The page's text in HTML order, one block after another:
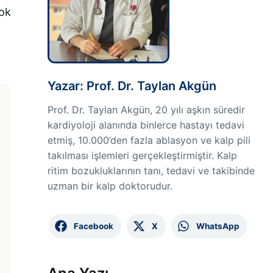
Yazar: Prof. Dr. Taylan Akgün
Prof. Dr. Taylan Akgün, 20 yılı aşkın süredir
kardiyoloji alanında binlerce hastayı tedavi
etmiş, 10.000’den fazla ablasyon ve kalp pili
takılması işlemleri gerçekleştirmiştir. Kalp
ritim bozukluklarının tanı, tedavi ve takibinde
uzman bir kalp doktorudur.
Facebook X WhatsApp